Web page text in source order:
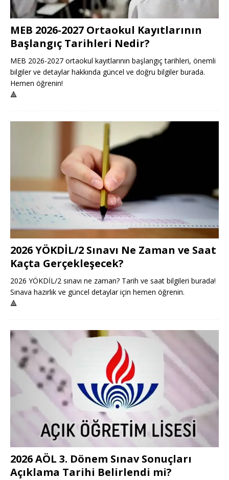
MEB 2026-2027 Ortaokul Kayıtlarının
Başlangıç Tarihleri Nedir?
MEB 2026-2027 ortaokul kayıtlarının başlangıç tarihleri, önemli
bilgiler ve detaylar hakkında güncel ve doğru bilgiler burada.
Hemen öğrenin!
🔺
2026 YÖKDİL/2 Sınavı Ne Zaman ve Saat
Kaçta Gerçekleşecek?
2026 YÖKDİL/2 sınavı ne zaman? Tarih ve saat bilgileri burada!
Sınava hazırlık ve güncel detaylar için hemen öğrenin.
🔺
2026 AÖL 3. Dönem Sınav Sonuçları
Açıklama Tarihi Belirlendi mi?